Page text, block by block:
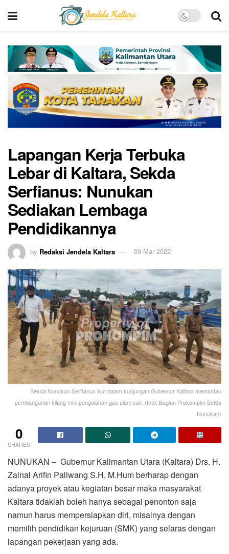
Lapangan Kerja Terbuka
Lebar di Kaltara, Sekda
Serfianus: Nunukan
Sediakan Lembaga
Pendidikannya
by Redaksi Jendela Kaltara 09 Mar 2022
Sekda Nunukan Serfianus ikut dalam kunjungan Gubernur Kaltara memantau
pembangunan kilang mini pengolahan gas alam cair. (foto: Bagian Prokompim Setda
Nunukan)
0
SHARES
NUNUKAN – Gubernur Kalimantan Utara (Kaltara) Drs. H.
Zainal Arifin Paliwang S.H, M.Hum berharap dengan
adanya proyek atau kegiatan besar maka masyarakat
Kaltara tidaklah boleh hanya sebagai penonton saja
namun harus mempersiapkan diri, misalnya dengan
memilih pendidikan kejuruan (SMK) yang selaras dengan
lapangan pekerjaan yang ada.